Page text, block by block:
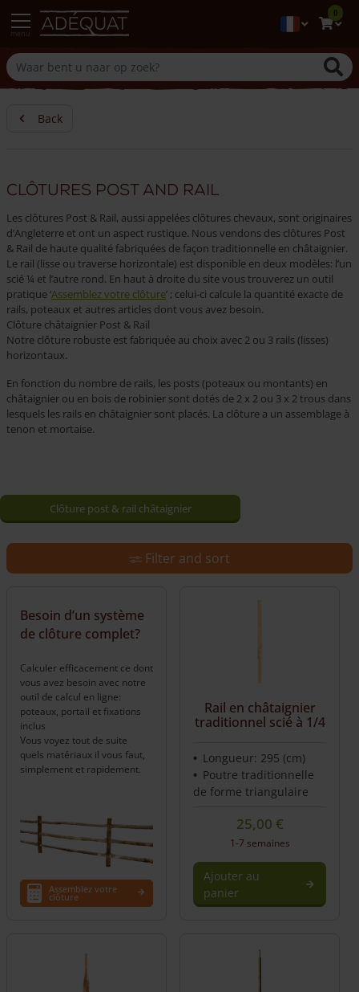
0
Back
Clôtures post and rail
Les clôtures Post & Rail, aussi appelées clôtures chevaux, sont originaires
d’Angleterre et ont un aspect rustique. Nous vendons des clôtures Post
& Rail de haute qualité fabriquées de façon traditionnelle en châtaignier.
Le rail (lisse ou traverse horizontale) est disponible en deux modèles: l’un
scié ¼ et l’autre rond. En haut à droite du site vous trouverez un outil
pratique ‘Assemblez votre clôture’ ; celui-ci calcule la quantité exacte de
rails, poteaux et autres articles dont vous avez besoin.
Clôture châtaignier Post & Rail
Notre clôture robuste est fabriquée au choix avec 2 ou 3 rails (lisses)
horizontaux.
En fonction du nombre de rails, les posts (poteaux ou montants) en
châtaignier ou en bois de robinier sont dotés de 2 x 2 ou 3 x 2 trous dans
lesquels les rails en châtaignier sont placés. La clôture a un assemblage à
tenon et mortaise.
Clôture post & rail châtaignier
Clôture post & rail robinierFilter and sort
Besoin d’un système
de clôture complet?
Calculer efficacement ce dont
vous avez besoin avec notre
outil de calcul en ligne:
poteaux, portail et fixations
inclus
Vous voyez tout de suite
quels matériaux il vous faut,
simplement et rapidement.
Assemblez votre
clôture
Rail en châtaignier
traditionnel scié à 1/4
Longueur: 295 (cm)
Poutre traditionnelle
de forme triangulaire
25,00 €
1-7 semaines
Ajouter au
panier